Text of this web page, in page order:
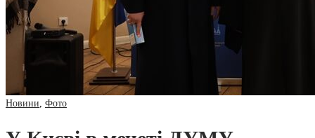
Новини Фото